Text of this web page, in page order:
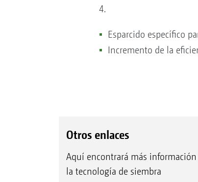
4.
Esparcido específico
Incremento de la
Otros enlaces
Aquí encontrará más información
la tecnología de siembra